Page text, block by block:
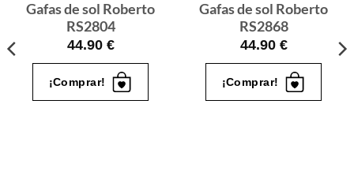
Gafas de sol Roberto
RS2804
44.90 €
¡Comprar!
Gafas de sol Roberto
RS2868
44.90 €
¡Comprar!